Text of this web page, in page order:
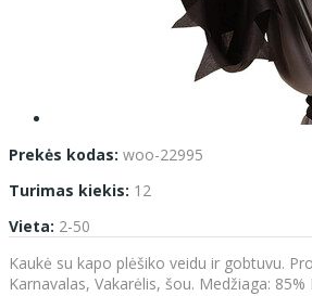
Prekės kodas: woo-22995
Turimas kiekis: 12
Vieta: 2-50
Kaukė su kapo plėšiko veidu ir gobtuvu.
Karnavalas, Vakarėlis, šou. Medžiaga: